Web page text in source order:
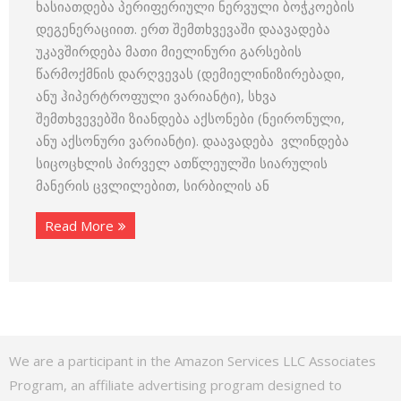
ხასიათდება პერიფერიული ნერვული ბოჭკოების
დეგენერაციით. ერთ შემთხვევაში დაავადება
უკავშირდება მათი მიელინური გარსების
წარმოქმნის დარღვევას (დემიელინიზირებადი,
ანუ ჰიპერტროფული ვარიანტი), სხვა
შემთხვევებში ზიანდება აქსონები (ნეირონული,
ანუ აქსონური ვარიანტი). დაავადება ვლინდება
სიცოცხლის პირველ ათწლეულში სიარულის
მანერის ცვლილებით, სირბილის ან
Read More
We are a participant in the Amazon Services LLC Associates
Program, an affiliate advertising program designed to